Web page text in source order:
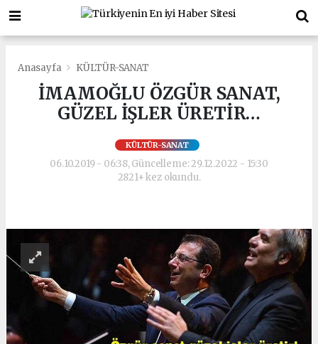
Anasayfa KÜLTÜR-SANAT
İMAMOĞLU ÖZGÜR SANAT,
GÜZEL İŞLER ÜRETİR…
KÜLTÜR-SANAT
06.10.2019 - 06:38, Güncelleme: 29.12.2022 - 15:30
2821+ kez okundu.